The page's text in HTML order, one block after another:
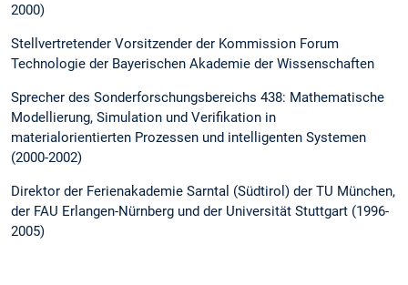
2000)
Stellvertretender Vorsitzender der Kommission Forum
Technologie der Bayerischen Akademie der Wissenschaften
Sprecher des Sonderforschungsbereichs 438: Mathematische
Modellierung, Simulation und Verifikation in
materialorientierten Prozessen und intelligenten Systemen
(2000-2002)
Direktor der Ferienakademie Sarntal (Südtirol) der TU München,
der FAU Erlangen-Nürnberg und der Universität Stuttgart (1996-
2005)